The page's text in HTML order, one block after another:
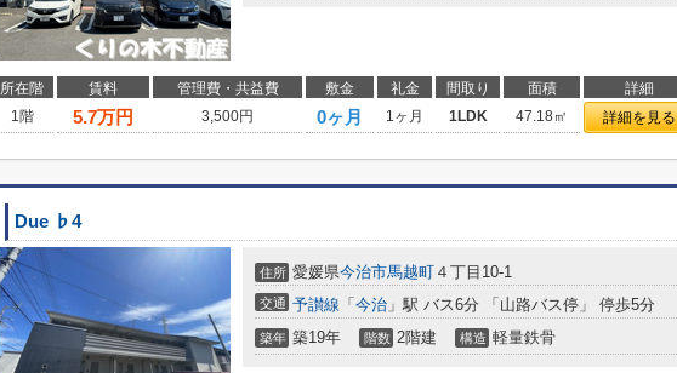
所在階 賃料 管理費・共益費 敷金 礼金 間取り 面積 詳細
1階
5.7万円 3,500円 0ヶ月 1ヶ月 1LDK 47.18㎡ 詳細を見る
Due ♭4
住所 愛媛県今治市馬越町 ４丁目10-1
交通 予讃線 「 今治 」駅 バス6分 「山路バス停」 停歩5分
築年 築19年 階数 2階建 構造 軽量鉄骨